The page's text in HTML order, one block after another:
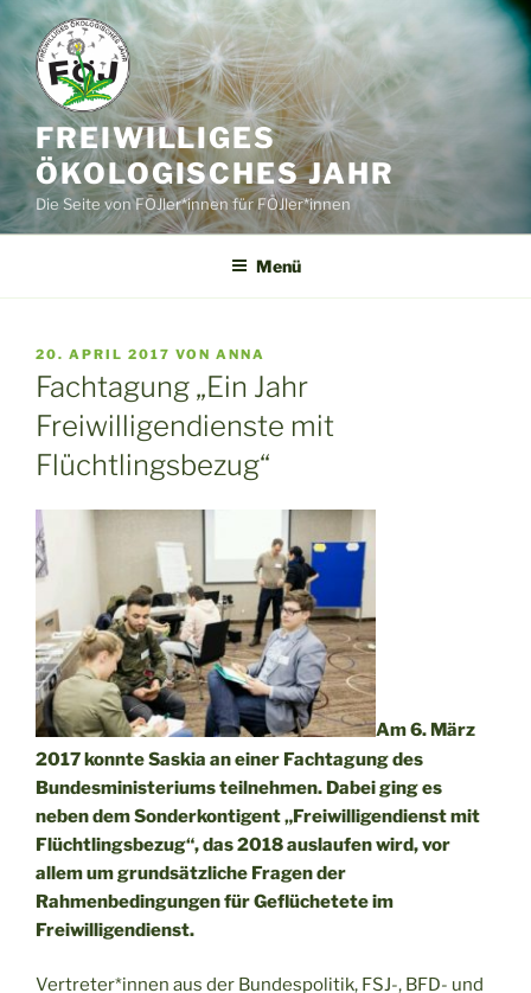
Inhalt
springen
FREIWILLIGES
ÖKOLOGISCHES JAHR
Die Seite von FÖJler*innen für FÖJler*innen
Menü
VERÖFFENTLICHT
AM
20. APRIL 2017 VON ANNA
Fachtagung „Ein Jahr
Freiwilligendienste mit
Flüchtlingsbezug“
Am 6. März
2017 konnte Saskia an einer Fachtagung des
Bundesministeriums teilnehmen. Dabei ging es
neben dem Sonderkontigent „Freiwilligendienst mit
Flüchtlingsbezug“, das 2018 auslaufen wird, vor
allem um grundsätzliche Fragen der
Rahmenbedingungen für Geflüchetete im
Freiwilligendienst.
Vertreter*innen aus der Bundespolitik, FSJ-, BFD- und